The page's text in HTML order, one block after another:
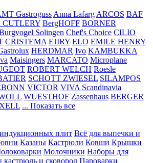
Gastroguss Anna Lafarg ARCOS BAF
CUTLERY BergHOFF BORNER
Solingen Chef's Choice CILIO
CRISTEMA EJIRY ELO EMILE HENRY
HERDMAR Ivo KAMBUKKA
Maisingers MARCATO Microplane
ROBERT WELCH Roesle
SCHOTT ZWIESEL SILAMPOS
VICTOR VIVA Scandinavia
WUESTHOF Zassenhaus BERGER
... Показать все
плит Всё для выпечки и
Казаны Кастрюли Ковши Крышки
Молочники Наборы для
и сковород Пароварки